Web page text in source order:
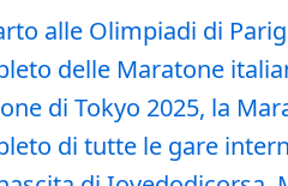
alle Olimpiadi di
delle Maratone
di Tokyo 2025, la
di tutte le gare